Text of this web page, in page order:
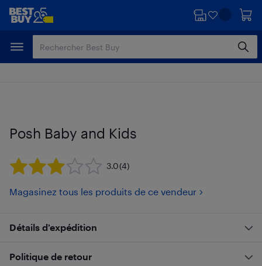
Passer
principal
Passer
Posh Baby and Kids
3.0(4)
Magasinez tous les produits de ce vendeur
Détails d’expédition
Politique de retour